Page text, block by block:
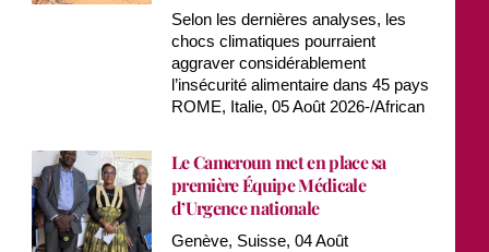
Selon les dernières analyses, les
chocs climatiques pourraient
aggraver considérablement
l’insécurité alimentaire dans 45 pays
ROME, Italie, 05 Août 2026-/African
Le Cameroun met en place sa
première Équipe Médicale
d’Urgence nationale
Genève, Suisse, 04 Août